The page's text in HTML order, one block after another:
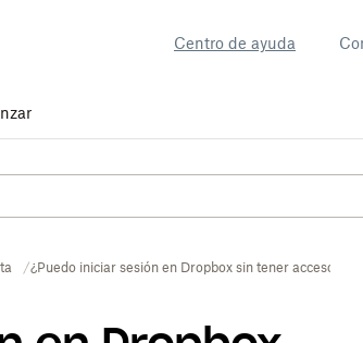
Centro de ayuda
¿Puedo iniciar sesión en Dropbox sin tener acceso a